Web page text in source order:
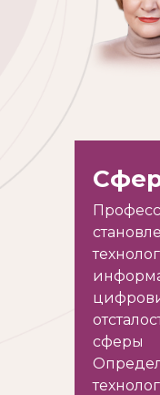
сферы